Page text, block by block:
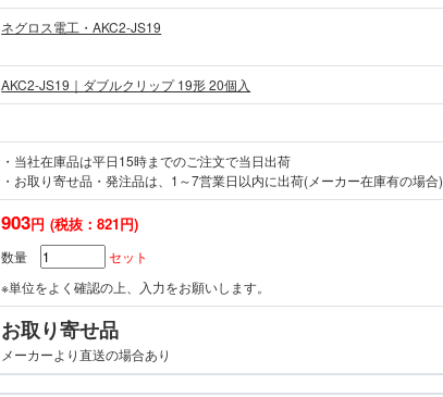
ネグロス電工・AKC2-JS19
AKC2-JS19｜ダブルクリップ 19形 20個入
・当社在庫品は平日15時までのご注文で当日出荷
・お取り寄せ品・発注品は、1～7営業日以内に出荷(メーカー在庫有の場合)
903円 (税抜：821円)
数量
セット
※単位をよく確認の上、入力をお願いします。
お取り寄せ品
メーカーより直送の場合あり